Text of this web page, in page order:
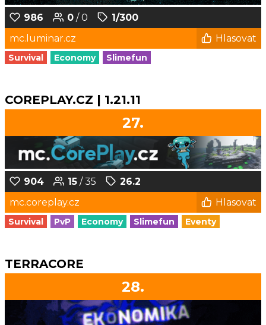
986 0 / 0
1/300
mc.luminar.cz
Hlasovat
Survival Economy Slimefun
COREPLAY.CZ | 1.21.11
27.
904 15 / 35
26.2
mc.coreplay.cz
Hlasovat
Survival PvP Economy Slimefun Eventy
TERRACORE
28.